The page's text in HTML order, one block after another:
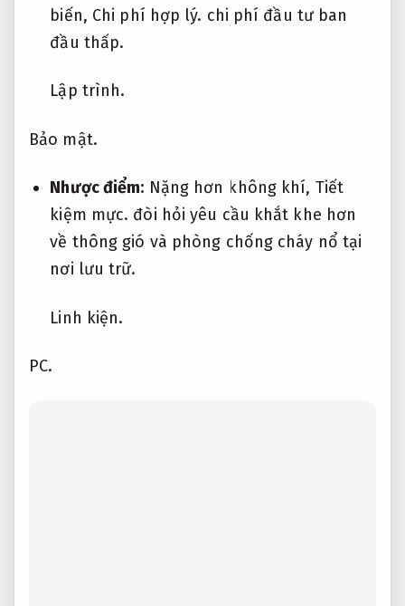
biến, Chi phí hợp lý. chi phí đầu tư ban
đầu thấp.
Lập trình.
Bảo mật.
Nhược điểm: Nặng hơn không khí, Tiết
kiệm mực. đòi hỏi yêu cầu khắt khe hơn
về thông gió và phòng chống cháy nổ tại
nơi lưu trữ.
Linh kiện.
PC.